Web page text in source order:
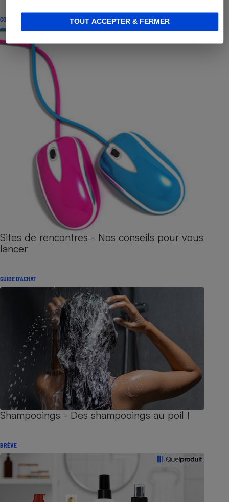
TOUT ACCEPTER & FERMER
CONSEILS
Sites de rencontres - Nos conseils pour vous
lancer
GUIDE D'ACHAT
Shampooings - Des shampooings au poil !
BRÈVE